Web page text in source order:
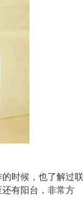
时候，也了解过联
有阳台，非常方